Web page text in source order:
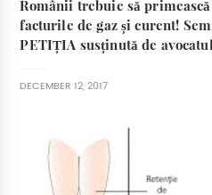
Românii trebuie să
facturile de gaz și curent!
PETIȚIA susținută de
DECEMBER 12, 2017